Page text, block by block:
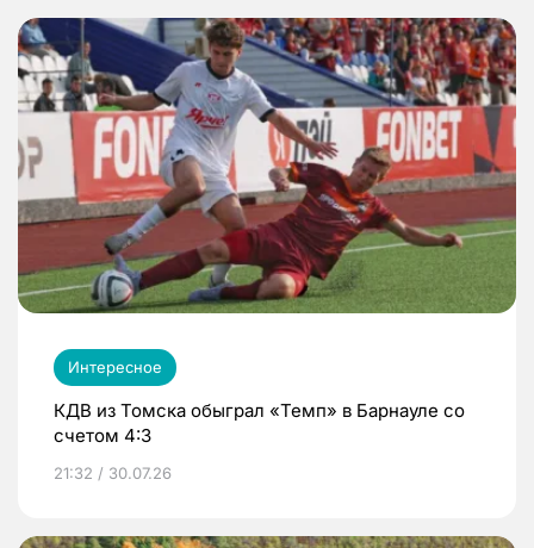
Интересное
КДВ из Томска обыграл «Темп» в Барнауле со
счетом 4:3
21:32 / 30.07.26